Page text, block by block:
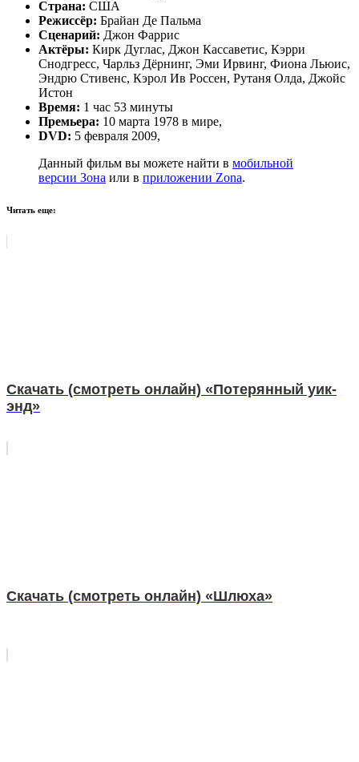
Страна: США
Режиссёр: Брайан Де Пальма
Сценарий: Джон Фаррис
Актёры: Кирк Дуглас, Джон Кассаветис, Кэрри
Снодгресс, Чарльз Дёрнинг, Эми Ирвинг, Фиона Льюис,
Эндрю Стивенс, Кэрол Ив Россен, Рутаня Олда, Джойс
Истон
Время: 1 час 53 минуты
Премьера: 10 марта 1978 в мире,
DVD: 5 февраля 2009,
Данный фильм вы можете найти в мобильной
версии Зона или в приложении Zona.
Читать еще:
Скачать (смотреть онлайн) «Потерянный уик-
энд»
Скачать (смотреть онлайн) «Шлюха»